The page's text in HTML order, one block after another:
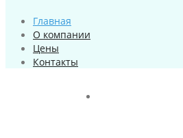
Главная
О компании
Цены
Контакты